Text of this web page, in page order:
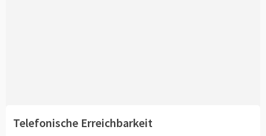
Telefonische Erreichbarkeit